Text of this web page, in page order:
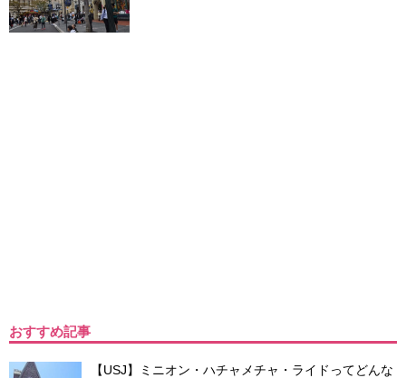
おすすめ記事
【USJ】ミニオン・ハチャメチャ・ライドってどんな